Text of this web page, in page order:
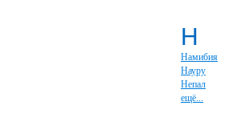
Н
Намибия
Науру
Непал
ещё...